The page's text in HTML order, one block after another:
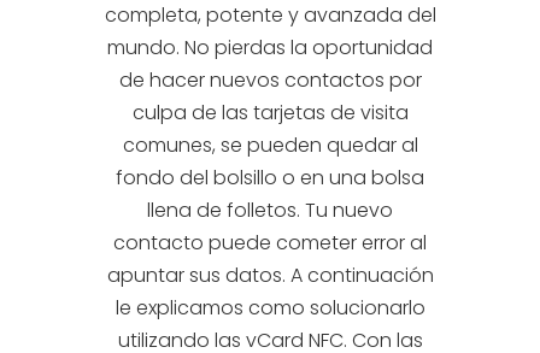
completa, potente y avanzada del
mundo. No pierdas la oportunidad
de hacer nuevos contactos por
culpa de las tarjetas de visita
comunes, se pueden quedar al
fondo del bolsillo o en una bolsa
llena de folletos. Tu nuevo
contacto puede cometer error al
apuntar sus datos. A continuación
le explicamos como solucionarlo
utilizando las vCard NFC. Con las